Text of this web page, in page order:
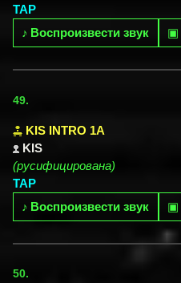
TAP
♪ Воспроизвести звук ▣
49.
KIS INTRO 1A
KIS
(русифицирована)
TAP
♪ Воспроизвести звук ▣
50.